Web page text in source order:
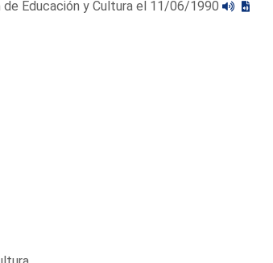
de Educación y Cultura el 11/06/1990